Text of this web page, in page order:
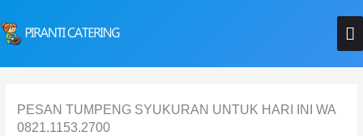
ke
konten
PESAN TUMPENG SYUKURAN UNTUK HARI INI WA
0821.1153.2700